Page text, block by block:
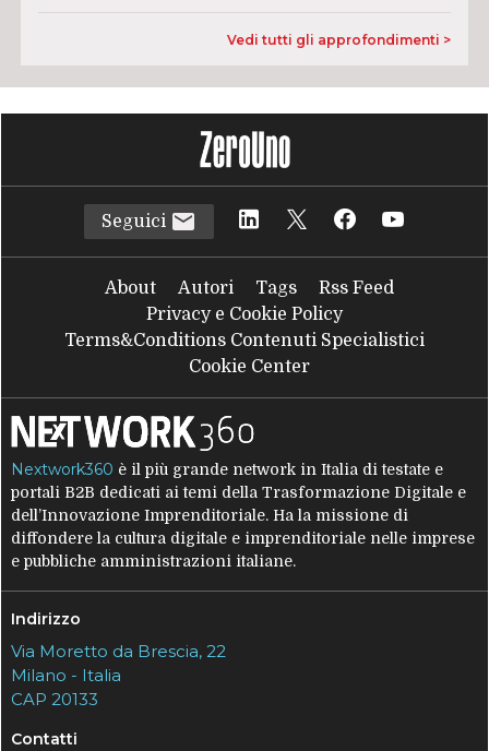
Vedi tutti gli approfondimenti >
Seguici
About Autori Tags
Rss Feed
Privacy e Cookie Policy
Terms&Conditions Contenuti Specialistici
Cookie Center
Nextwork360 è il più grande network in Italia di testate e
portali B2B dedicati ai temi della Trasformazione Digitale e
dell’Innovazione Imprenditoriale. Ha la missione di
diffondere la cultura digitale e imprenditoriale nelle imprese
e pubbliche amministrazioni italiane.
Indirizzo
Via Moretto da Brescia, 22
Milano - Italia
CAP 20133
Contatti